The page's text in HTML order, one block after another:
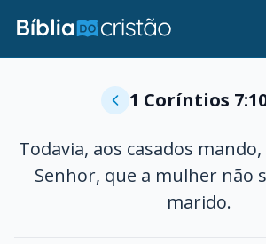
1 Coríntios
Todavia, aos casados
Senhor, que a mulher não
marido.